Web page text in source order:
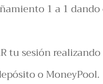
1 a 1
tu sesión
o MoneyPool.